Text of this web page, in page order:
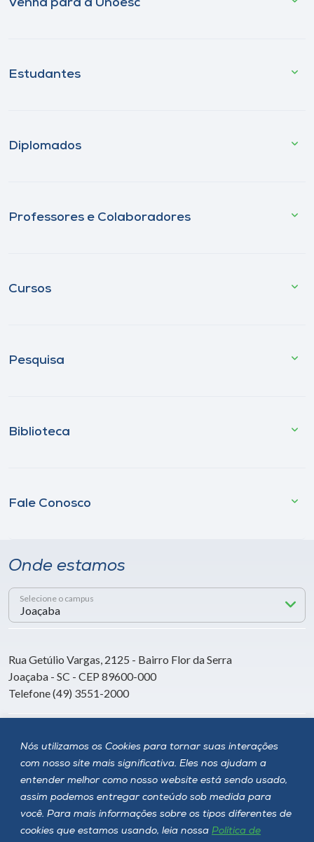
Nós utilizamos os Cookies para tornar suas interações
com nosso site mais significativa. Eles nos ajudam a
entender melhor como nosso website está sendo usado,
assim podemos entregar conteúdo sob medida para
você. Para mais informações sobre os tipos diferentes de
cookies que estamos usando, leia nossa Política de
Venha para a Unoesc
Estudantes
Diplomados
Professores e Colaboradores
Cursos
Pesquisa
Biblioteca
Fale Conosco
Onde estamos
Selecione o campus
Rua Getúlio Vargas, 2125 - Bairro Flor da Serra
Joaçaba - SC - CEP 89600-000
Telefone (49) 3551-2000
Siga a Unoesc